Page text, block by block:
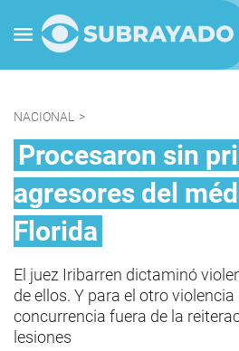
NACIONAL >
Procesaron sin
agresores del
Florida
El juez Iribarren dictaminó
de ellos. Y para el otro
concurrencia fuera de la
lesiones